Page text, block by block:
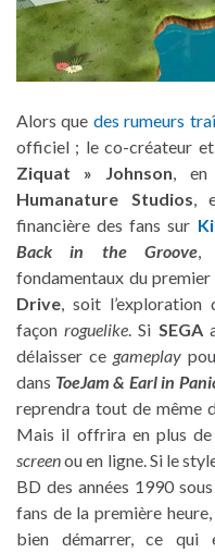
Alors que des rumeurs
officiel ; le co-créateur et
Ziquat » Johnson, en
Humanature Studios,
financière des fans sur
Back in the Groove,
fondamentaux du
Drive, soit l’exploration
façonroguelike. Si SEGA
délaisser ce gameplay
dans ToeJam & Earl in
reprendra tout de même
Mais il offrira en plus
screenou en ligne. Si le
BD des années 1990
fans de la première
bien démarrer, ce qui